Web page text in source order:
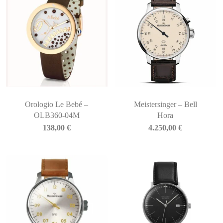
Orologio Le Bebé –
OLB360-04M
138,00 €
Meistersinger – Bell
Hora
4.250,00€